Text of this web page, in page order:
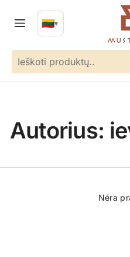
Kalba
🇱🇹
LT ▼
Autorius:
Nėra